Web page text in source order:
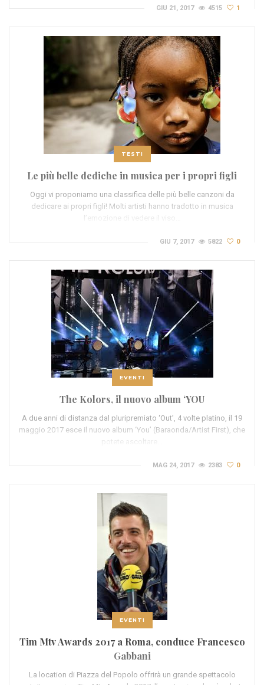
GIU 21, 2017 4515 1
TESTI
Le più belle dediche in musica per i propri figli
Oggi vi proponiamo una classifica delle più belle canzoni da
dedicare ai propri figli! Molti artisti hanno tradotto in musica
l’emozione di vedere il viso…
GIU 7, 2017 5822 0
EVENTI
The Kolors, il nuovo album ‘YOU
A due anni di distanza dal pluripremiato ‘Out’, 4 volte platino, il 19
maggio 2017 esce il nuovo album ‘You’ (Baraonda/Artist First), che
potete ascoltare…
MAG 24, 2017 2383 0
EVENTI
Tim Mtv Awards 2017 a Roma, conduce Francesco
Gabbani
La location di Piazza del Popolo offrirà un grande spettacolo